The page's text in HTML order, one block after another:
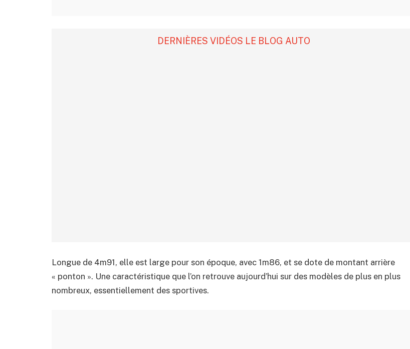
DERNIÈRES VIDÉOS LE BLOG AUTO
Longue de 4m91, elle est large pour son époque, avec 1m86, et se dote de montant arrière
« ponton ». Une caractéristique que l’on retrouve aujourd’hui sur des modèles de plus en plus
nombreux, essentiellement des sportives.